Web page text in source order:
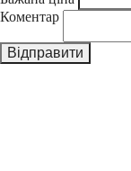
Коментар